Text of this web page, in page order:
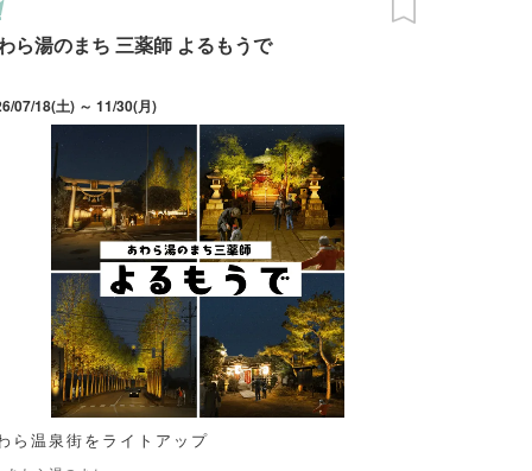
ら湯のまち 三薬師 よるもうで
07/18(土) ～ 11/30(月)
ら温泉街をライトアップ